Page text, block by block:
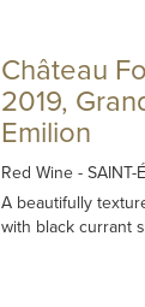
Château
2019,
Emilion
Red Wine- SAINT-
A beautifully
with black currant